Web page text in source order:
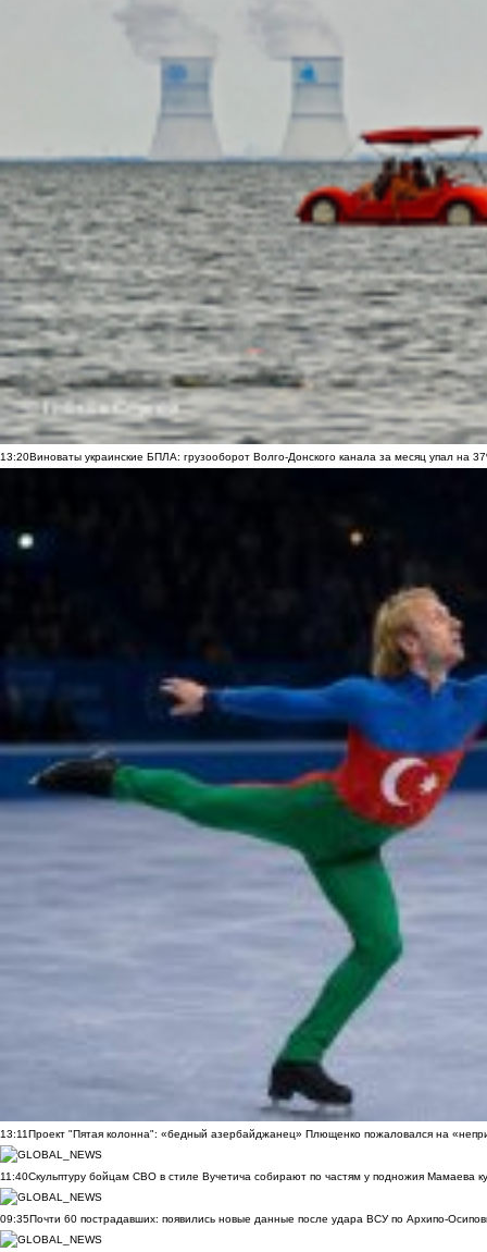
13:20Виноваты украинские БПЛА: грузооборот Волго-Донского канала за месяц упал на
13:11Проект "Пятая колонна": «бедный азербайджанец» Плющенко пожаловался на
11:40Скульптуру бойцам СВО в стиле Вучетича собирают по частям у подножия Мамаева
09:35Почти 60 пострадавших: появились новые данные после удара ВСУ по Архипо-